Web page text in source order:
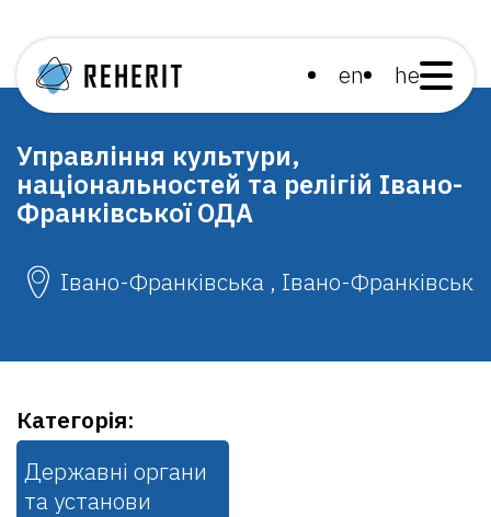
en he
Управління культури,
національностей та релігій Івано-
Франківської ОДА
Івано-Франківська , Івано-Франківськ
Категорія:
Державні органи
та установи